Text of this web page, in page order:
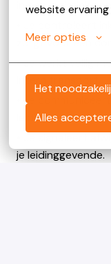
website
Meer opties
Het
Alles
in een logistieke
zorgt voor een
• Je werkt veilig
intern transport.
• Je
leidinggevenden.
je leidinggevende.